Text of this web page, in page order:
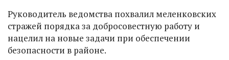
Руководитель ведомства похвалил меленковских
стражей порядка за добросовестную работу и
нацелил на новые задачи при обеспечении
безопасности в районе.